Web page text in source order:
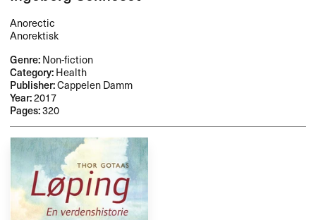
Anorectic
Anorektisk
Genre:Non-fiction
Category:Health
Publisher:Cappelen Damm
Year:2017
Pages:320